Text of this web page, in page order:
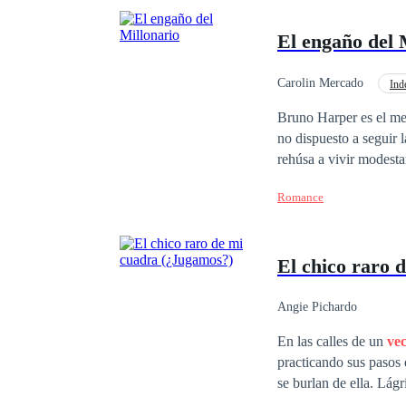
El engaño del
Carolin Mercado
Bruno Harper es el
no dispuesto a seguir
rehúsa a vivir modestamente y termina
motocicletas sin nada de dinero en sus bolsillos.
propuesta de
quien se deja llevar por su amor incondicional. La
vida se pondría patas
trabajar juntos lo
quien engañó. ¿Ada
Romance
El chico raro
Angie Pichardo
En las calles de un
practicando sus pasos de baile nuevos aprendió en su clase de
se burlan de ella.